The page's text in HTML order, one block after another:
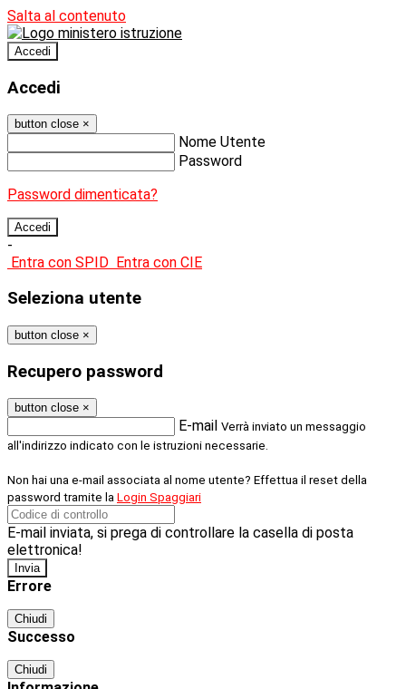
Salta al contenuto
Accedi
Accedi
button close ×
Nome Utente
Password
Password dimenticata?
-
Entra con SPID Entra con CIE
Seleziona utente
button close ×
Recupero password
button close ×
E-mail Verrà inviato un messaggio
all'indirizzo indicato con le istruzioni necessarie.
Non hai una e-mail associata al nome utente? Effettua il reset della
password tramite la Login Spaggiari
E-mail inviata, si prega di controllare la casella di posta
elettronica!
Errore
Chiudi
Successo
Chiudi